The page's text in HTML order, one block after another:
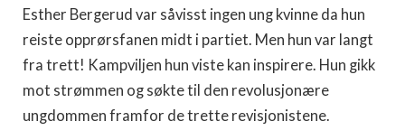
Esther Bergerud var såvisst ingen ung kvinne da hun
reiste opprørsfanen midt i partiet. Men hun var langt
fra trett! Kampviljen hun viste kan inspirere. Hun gikk
mot strømmen og søkte til den revolusjonære
ungdommen framfor de trette revisjonistene.